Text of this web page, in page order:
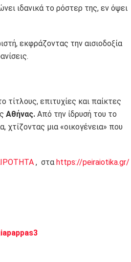
ιδανικά το ρόστερ της, εν όψει
εκφράζοντας την αισιοδοξία
τίτλους, επιτυχίες και παίκτες
Αθήνας. Από την ίδρυσή του το
χτίζοντας μια «οικογένεια» που
, στα https://peiraiotika.gr/